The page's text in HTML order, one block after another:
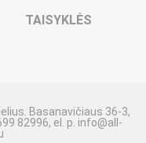
TAISYKLĖS
Basanavičiaus 36-3,
82996, el. p. info@all-